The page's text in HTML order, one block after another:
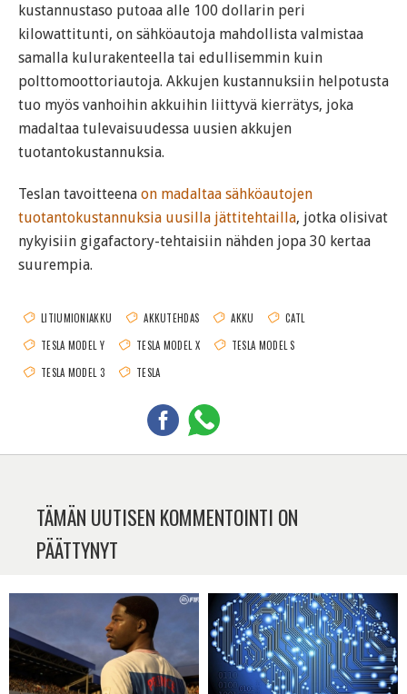
kustannustaso putoaa alle 100 dollarin peri
kilowattitunti, on sähköautoja mahdollista valmistaa
samalla kulurakenteella tai edullisemmin kuin
polttomoottoriautoja. Akkujen kustannuksiin helpotusta
tuo myös vanhoihin akkuihin liittyvä kierrätys, joka
madaltaa tulevaisuudessa uusien akkujen
tuotantokustannuksia.
Teslan tavoitteena on madaltaa sähköautojen
tuotantokustannuksia uusilla jättitehtailla, jotka olisivat
nykyisiin gigafactory-tehtaisiin nähden jopa 30 kertaa
suurempia.
LITIUMIONIAKKU AKKUTEHDAS AKKU
CATL
TESLA MODEL Y
TESLA MODEL X
TESLA MODEL S
TESLA MODEL 3
TESLA
TÄMÄN UUTISEN KOMMENTOINTI ON
PÄÄTTYNYT